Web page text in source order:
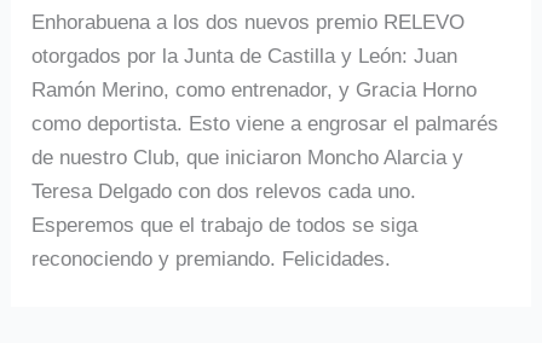
Enhorabuena a los dos nuevos premio RELEVO
otorgados por la Junta de Castilla y León: Juan
Ramón Merino, como entrenador, y Gracia Horno
como deportista. Esto viene a engrosar el palmarés
de nuestro Club, que iniciaron Moncho Alarcia y
Teresa Delgado con dos relevos cada uno.
Esperemos que el trabajo de todos se siga
reconociendo y premiando. Felicidades.